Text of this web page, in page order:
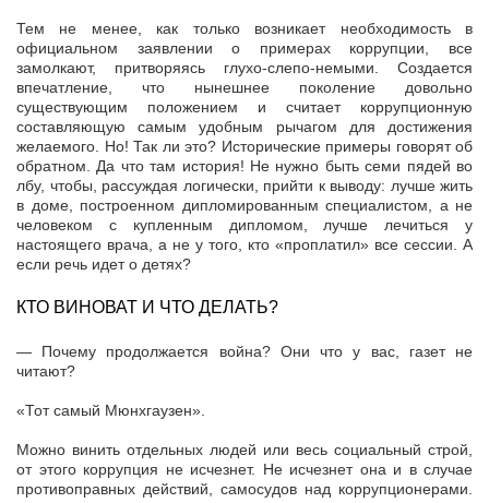
Тем не менее, как только возникает необходимость в
официальном заявлении о примерах коррупции, все
замолкают, притворяясь глухо-слепо-немыми. Создается
впечатление, что нынешнее поколение довольно
существующим положением и считает коррупционную
составляющую самым удобным рычагом для достижения
желаемого. Но! Так ли это? Исторические примеры говорят об
обратном. Да что там история! Не нужно быть семи пядей во
лбу, чтобы, рассуждая логически, прийти к выводу: лучше жить
в доме, построенном дипломированным специалистом, а не
человеком с купленным дипломом, лучше лечиться у
настоящего врача, а не у того, кто «проплатил» все сессии. А
если речь идет о детях?
КТО ВИНОВАТ И ЧТО ДЕЛАТЬ?
— Почему продолжается война? Они что у вас, газет не
читают?
«Тот самый Мюнхгаузен».
Можно винить отдельных людей или весь социальный строй,
от этого коррупция не исчезнет. Не исчезнет она и в случае
противоправных действий, самосудов над коррупционерами.